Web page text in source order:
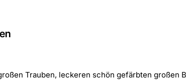
Trauben, leckeren schön gefärbten großen